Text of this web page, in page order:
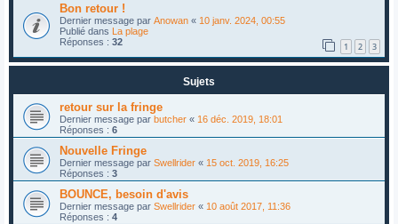
Bon retour !
Dernier message par Anowan « 10 janv. 2024, 00:55
Publié dans La plage
Réponses : 32 1 2 3
Sujets
retour sur la fringe
Dernier message par butcher « 16 déc. 2019, 18:01
Réponses : 6
Nouvelle Fringe
Dernier message par Swellrider « 15 oct. 2019, 16:25
Réponses : 3
BOUNCE, besoin d'avis
Dernier message par Swellrider « 10 août 2017, 11:36
Réponses : 4